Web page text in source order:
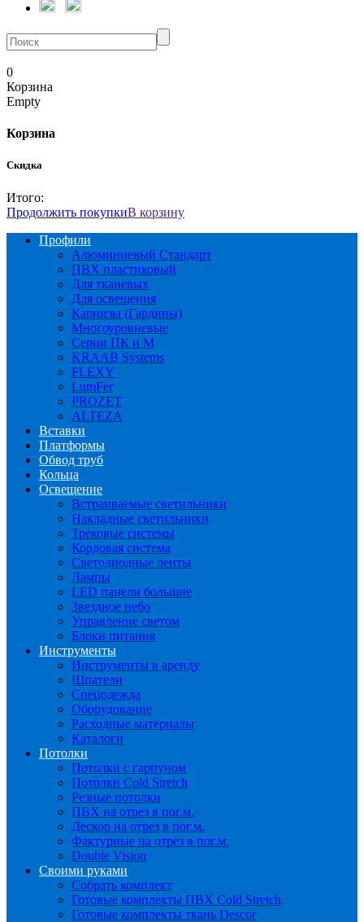
0
Корзина
Empty
Корзина
Скидка
Итого:
Продолжить покупкиВ корзину
Профили
Алюминиевый Стандарт
ПВХ пластиковый
Для тканевых
Для освещения
Карнизы (Гардины)
Многоуровневые
Серии ПК и М
KRAAB Systems
FLEXY
LumFer
PROZET
ALTEZA
Вставки
Платформы
Обвод труб
Кольца
Освещение
Встраиваемые светильники
Накладные светильники
Трековые системы
Кордовая система
Светодиодные ленты
Лампы
LED панели большие
Звездное небо
Управление светом
Блоки питания
Инструменты
Инструменты в аренду
Шпатели
Спецодежда
Оборудование
Расходные материалы
Каталоги
Потолки
Потолки с гарпуном
Потолки Cold Stretch
Резные потолки
ПВХ на отрез в пог.м.
Дескор на отрез в пог.м.
Фактурные на отрез в пог.м.
Double Vision
Своими руками
Собрать комплект
Готовые комплекты ПВХ Cold Stretch
Готовые комплекты ткань Descor